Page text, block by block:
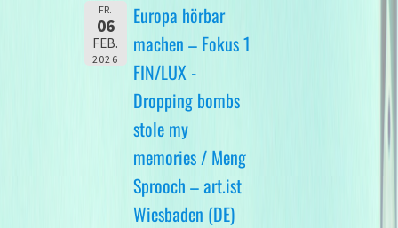
FR.
06
FEB.
2026
Europa hörbar
machen – Fokus 1
FIN/LUX -
Dropping bombs
stole my
memories / Meng
Sprooch – art.ist
Wiesbaden (DE)